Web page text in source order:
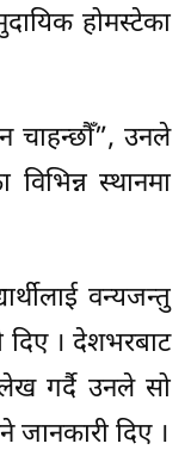
होमस्टेका
चाहन्छौँ”, उनले
स्थानमा
वन्यजन्तु
दिए । देशभरबाट
गर्दै उनले सो
जानकारी दिए ।